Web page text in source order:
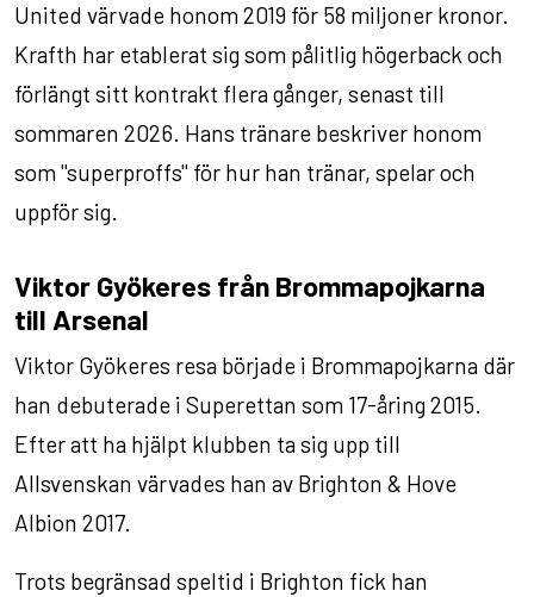
United värvade honom 2019 för 58 miljoner kronor.
Krafth har etablerat sig som pålitlig högerback och
förlängt sitt kontrakt flera gånger, senast till
sommaren 2026. Hans tränare beskriver honom
som "superproffs" för hur han tränar, spelar och
uppför sig.
Viktor Gyökeres från Brommapojkarna
till Arsenal
Viktor Gyökeres resa började i Brommapojkarna där
han debuterade i Superettan som 17-åring 2015.
Efter att ha hjälpt klubben ta sig upp till
Allsvenskan värvades han av Brighton & Hove
Albion 2017.
Trots begränsad speltid i Brighton fick han